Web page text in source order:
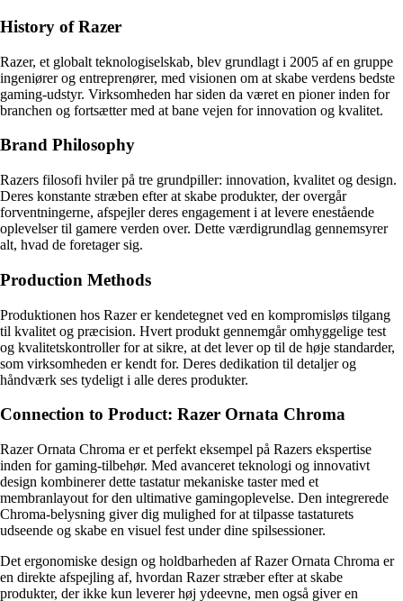
History of Razer
Razer, et globalt teknologiselskab, blev grundlagt i 2005 af en gruppe
ingeniører og entreprenører, med visionen om at skabe verdens bedste
gaming-udstyr. Virksomheden har siden da været en pioner inden for
branchen og fortsætter med at bane vejen for innovation og kvalitet.
Brand Philosophy
Razers filosofi hviler på tre grundpiller: innovation, kvalitet og design.
Deres konstante stræben efter at skabe produkter, der overgår
forventningerne, afspejler deres engagement i at levere enestående
oplevelser til gamere verden over. Dette værdigrundlag gennemsyrer
alt, hvad de foretager sig.
Production Methods
Produktionen hos Razer er kendetegnet ved en kompromisløs tilgang
til kvalitet og præcision. Hvert produkt gennemgår omhyggelige test
og kvalitetskontroller for at sikre, at det lever op til de høje standarder,
som virksomheden er kendt for. Deres dedikation til detaljer og
håndværk ses tydeligt i alle deres produkter.
Connection to Product: Razer Ornata Chroma
Razer Ornata Chroma er et perfekt eksempel på Razers ekspertise
inden for gaming-tilbehør. Med avanceret teknologi og innovativt
design kombinerer dette tastatur mekaniske taster med et
membranlayout for den ultimative gamingoplevelse. Den integrerede
Chroma-belysning giver dig mulighed for at tilpasse tastaturets
udseende og skabe en visuel fest under dine spilsessioner.
Det ergonomiske design og holdbarheden af ​​Razer Ornata Chroma er
en direkte afspejling af, hvordan Razer stræber efter at skabe
produkter, der ikke kun leverer høj ydeevne, men også giver en